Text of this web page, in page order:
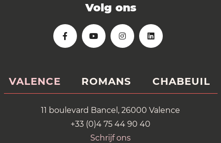
Volg ons
VALENCE ROMANS CHABEUIL
11 boulevard Bancel, 26000 Valence
+33 (0)4 75 44 90 40
Schrijf ons